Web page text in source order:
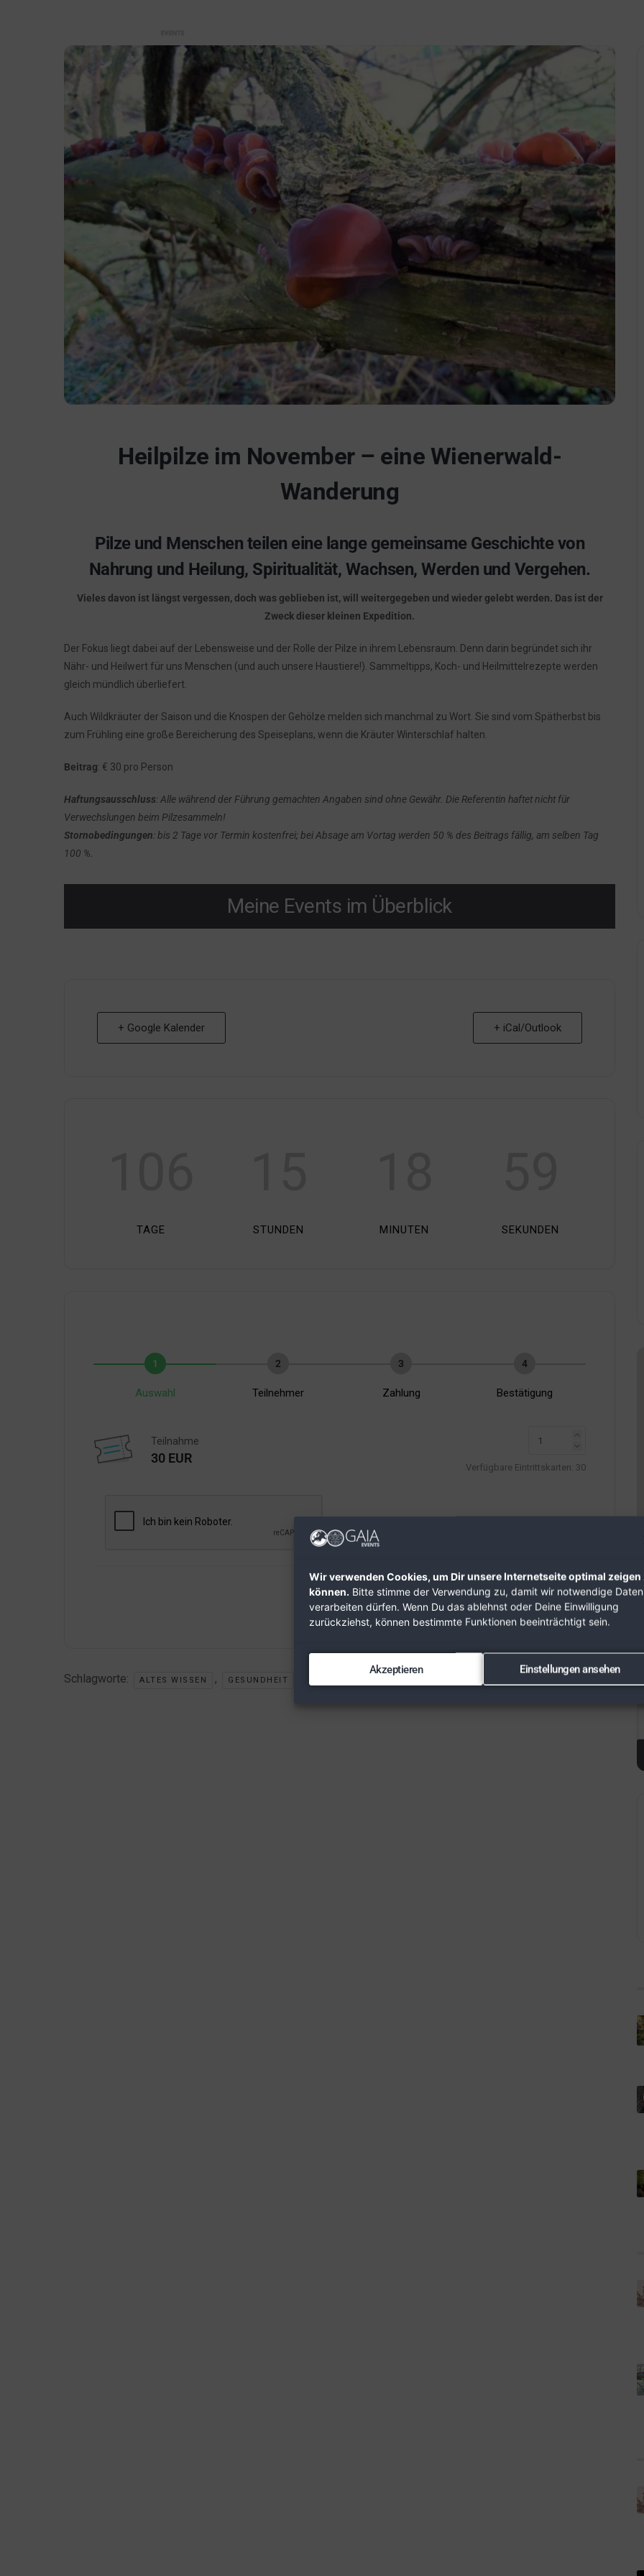
Wir verwenden Cookies, um Dir unsere Internetseite optimal zeigen
können. Bitte stimme der Verwendung zu, damit wir notwendige Daten
verarbeiten dürfen. Wenn Du das ablehnst oder Deine Einwilligung
zurückziehst, können bestimmte Funktionen beeinträchtigt sein.
Akzeptieren Einstellungen ansehen
Heilpilze im November – eine Wienerwald-
Wanderung
Pilze und Menschen teilen eine lange gemeinsame Geschichte von
Nahrung und Heilung, Spiritualität, Wachsen, Werden und Vergehen.
Vieles davon ist längst vergessen, doch was geblieben ist, will weitergegeben und wieder gelebt werden. Das ist der
Zweck dieser kleinen Expedition.
Der Fokus liegt dabei auf der Lebensweise und der Rolle der Pilze in ihrem Lebensraum. Denn darin begründet sich ihr
Nähr- und Heilwert für uns Menschen (und auch unsere Haustiere!). Sammeltipps, Koch- und Heilmittelrezepte werden
gleich mündlich überliefert.
Auch Wildkräuter der Saison und die Knospen der Gehölze melden sich manchmal zu Wort. Sie sind vom Spätherbst bis
zum Frühling eine große Bereicherung des Speiseplans, wenn die Kräuter Winterschlaf halten.
Beitrag: € 30 pro Person
Haftungsausschluss: Alle während der Führung gemachten Angaben sind ohne Gewähr. Die Referentin haftet nicht für
Verwechslungen beim Pilzesammeln!
Stornobedingungen: bis 2 Tage vor Termin kostenfrei; bei Absage am Vortag werden 50 % des Beitrags fällig, am selben Tag
100 %.
Meine Events im Überblick
+ Google Kalender + iCal/Outlook
TAGE STUNDEN MINUTEN SEKUNDEN
1
Auswahl
2
Teilnehmer
3
Zahlung
4
Bestätigung
Teilnahme
30 EUR
Verfügbare Eintrittskarten: 30
Weiter
Schlagworte: ALTES WISSEN , GESUNDHEIT